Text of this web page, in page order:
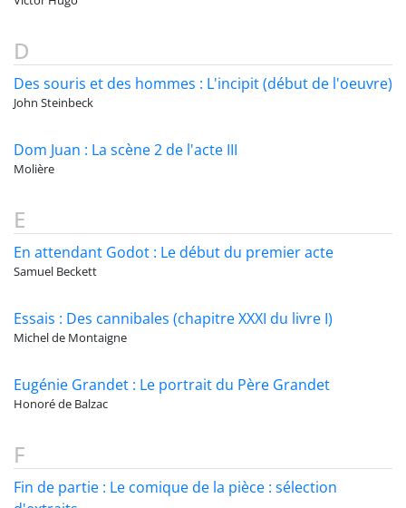
D
Des souris et des hommes : L'incipit (début de l'oeuvre)
John Steinbeck
Dom Juan : La scène 2 de l'acte III
Molière
E
En attendant Godot : Le début du premier acte
Samuel Beckett
Essais : Des cannibales (chapitre XXXI du livre I)
Michel de Montaigne
Eugénie Grandet : Le portrait du Père Grandet
Honoré de Balzac
F
Fin de partie : Le comique de la pièce : sélection